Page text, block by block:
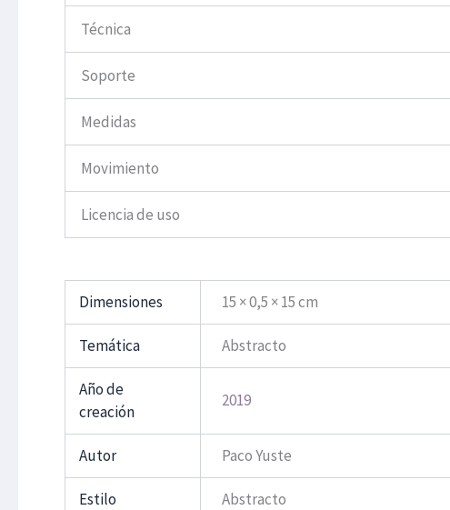
Técnica
Soporte
Medidas
Movimiento
Licencia de uso
Dimensiones 15 × 0,5 × 15 cm
Temática Abstracto
Año de
creación
2019
Autor Paco Yuste
Estilo Abstracto